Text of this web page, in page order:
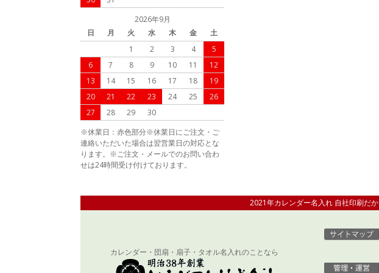
2026年9月
日
月 火 水 木 金
土
1
2 3 4
5
6
7 8 9 10 11
12
13
14 15 16 17 18
19
20
21 22 23 24 25
26
27
28 29
30
※休業日：赤色部分※休業日にご注文・ご
連絡いただいた場合は翌営業日の対応とな
ります。※ご注文・メールでのお問い合わ
せは24時間受け付けております。
2021年カレンダー名入れ 自社印刷だ
カレンダー・団扇・扇子・タオル名入れのことなら